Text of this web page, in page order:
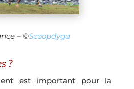
– ©Scoopdyga
?
est important pour la